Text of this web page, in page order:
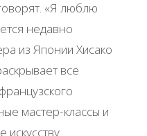
«Я люблю
недавно
из Японии Хисако
все
мастер-классы и